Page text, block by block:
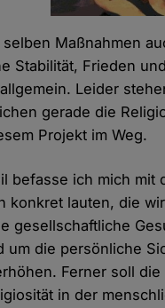
Maßnahmen
Stabilität, Frieden
Leider
gerade die
Projekt im Weg.
befasse ich mich mit
konkret lauten, die
gesellschaftliche
um die persönliche
Ferner soll die
in der